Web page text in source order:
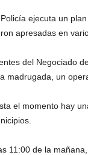
ejecuta un
apresadas en
del Negociado
madrugada, un
el momento hay
11:00 de la